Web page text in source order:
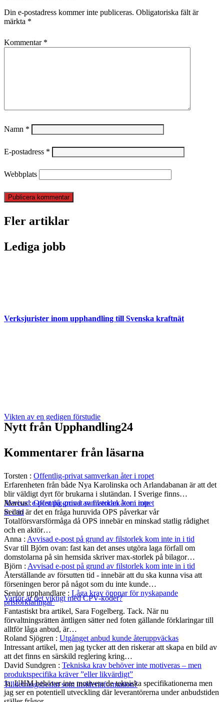
Din e-postadress kommer inte publiceras. Obligatoriska fält är
märkta *
Kommentar *
Namn *
E-postadress *
Webbplats
Fler artiklar
Lediga jobb
Verksjurister inom upphandling till Svenska kraftnät
Vikten av en gedigen förstudie
Avvisad e-post på grund av filstorlek kom inte
in i tid
Varför är det viktigt med CPV-koder?
Tilldelningsbeslut som insiderinformation?
Nytt från Upphandling24
Kommentarer från läsarna
Torsten : Offentlig-privat samverkan åter i ropet
Erfarenheten från både Nya Karolinska och Arlandabanan är att det
blir väldigt dyrt för brukarna i slutändan. I Sverige finns…
Marcus:Offentlig-privat samverkan åter i ropet
Sedan är det en fråga huruvida OPS påverkar vår
Totalförsvarsförmåga då OPS innebär en minskad statlig rådighet
och en aktör…
Anna : Avvisad e-post på grund av filstorlek kom inte in i tid
Svar till Björn ovan: fast kan det anses utgöra laga förfall om
domstolarna på sin hemsida skriver max-storlek på bilagor…
Björn : Avvisad e-post på grund av filstorlek kom inte in i tid
Återställande av försutten tid - innebär att du ska kunna visa att
förseningen beror på något som du inte kunde…
Senior upphandlare : Låga krav öppnar för nyskapande
prisförklaringar
Fantastiskt bra artikel, Sara Fogelberg. Tack. När nu
förvaltningsrätten äntligen sätter ned foten gällande förklaringar till
alltför låga anbud, är…
Roland Sjögren : Utgånget anbud kunde återuppväckas
Intressant artikel, men jag tycker att den riskerar att skapa en bild av
att det finns en särskild reglering kring…
David Sundgren : Tekniska krav behöver inte motiveras – men
produktspecifika kräver ”eller likvärdigt”
Ja, UHM behöver inte motivera de tekniska specifikationerna men
jag ser en potentiell utveckling där leverantörerna under anbudstiden